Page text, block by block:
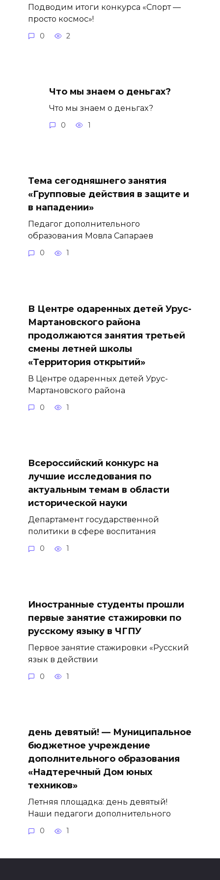
Подводим итоги конкурса «Спорт —
просто космос»!
0 2
Что мы знаем о деньгах?
Что мы знаем о деньгах?
0 1
Тема сегодняшнего занятия
«Групповые действия в защите и
в нападении»
Педагог дополнительного
образования Мовла Сапараев
0 1
В Центре одаренных детей Урус-
Мартановского района
продолжаются занятия третьей
смены летней школы
«Территория открытий»
В Центре одаренных детей Урус-
Мартановского района
0 1
Всероссийский конкурс на
лучшие исследования по
актуальным темам в области
исторической науки
Департамент государственной
политики в сфере воспитания
0 1
Иностранные студенты прошли
первые занятие стажировки по
русскому языку в ЧГПУ
Первое занятие стажировки «Русский
язык в действии
0 1
день девятый! — Муниципальное
бюджетное учреждение
дополнительного образования
«Надтеречный Дом юных
техников»
Летняя площадка: день девятый!
Наши педагоги дополнительного
0 1